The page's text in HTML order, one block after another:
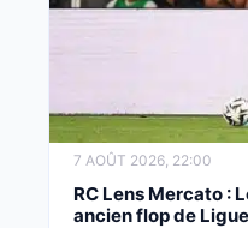
7 AOÛT 2026, 22:00
RC Lens Mercato :
ancien flop de